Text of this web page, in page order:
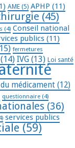
AME (5) APHP (11)
(45)
(4) Conseil national
publics (11)
fermetures
(14) IVG (13) Loi santé
médicament (12)
questionnaire (4)
(36)
services publics
(59)